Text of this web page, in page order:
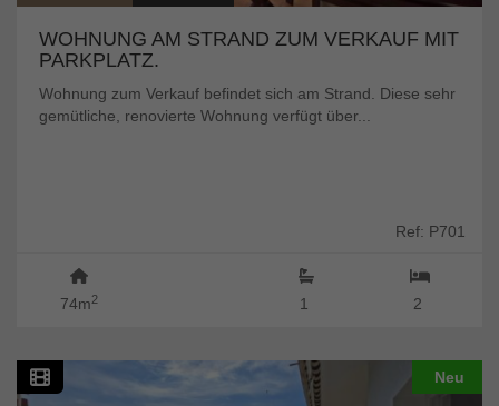
WOHNUNG AM STRAND ZUM VERKAUF MIT
PARKPLATZ.
Wohnung zum Verkauf befindet sich am Strand. Diese sehr
gemütliche, renovierte Wohnung verfügt über...
Ref: P701
74m2 2
1
Neu